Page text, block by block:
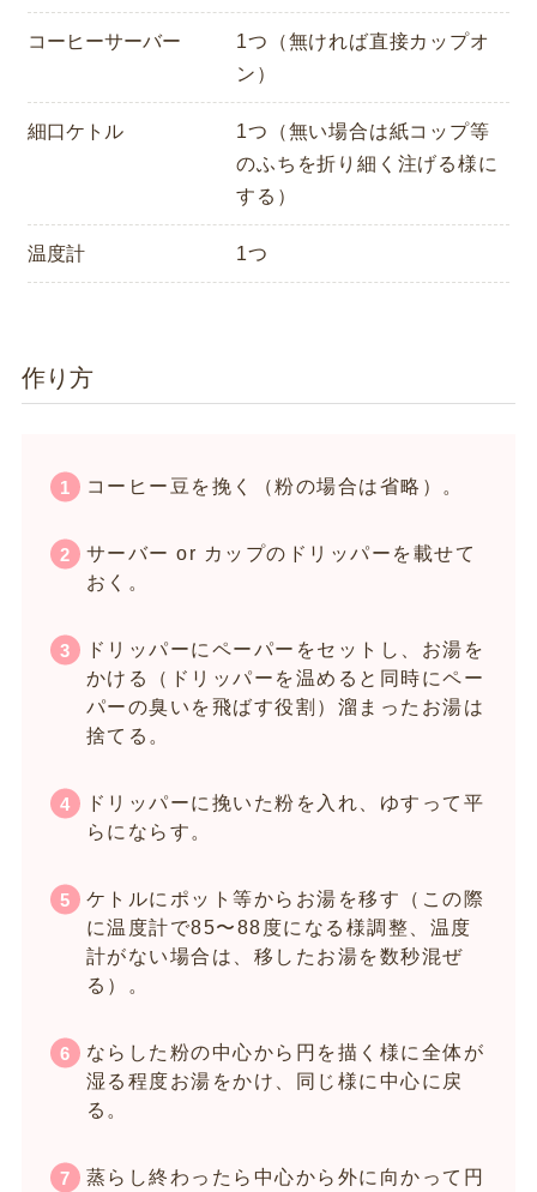
コーヒーサーバー
1つ（無ければ直接カップオ
ン）
細口ケトル
1つ（無い場合は紙コップ等
のふちを折り細く注げる様に
する）
温度計 1つ
作り方
コーヒー豆を挽く（粉の場合は省略）。
サーバー or カップのドリッパーを載せて
おく。
ドリッパーにペーパーをセットし、お湯を
かける（ドリッパーを温めると同時にペー
パーの臭いを飛ばす役割）溜まったお湯は
捨てる。
ドリッパーに挽いた粉を入れ、ゆすって平
らにならす。
ケトルにポット等からお湯を移す（この際
に温度計で85〜88度になる様調整、温度
計がない場合は、移したお湯を数秒混ぜ
る）。
ならした粉の中心から円を描く様に全体が
湿る程度お湯をかけ、同じ様に中心に戻
る。
蒸らし終わったら中心から外に向かって円